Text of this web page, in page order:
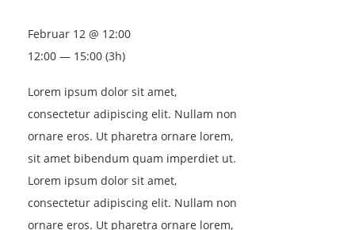
Lorem ipsum dolor sit amet,
consectetur adipiscing elit. Nullam non
ornare eros. Ut pharetra ornare lorem,
sit amet bibendum quam imperdiet ut.
Lorem ipsum dolor sit amet,
consectetur adipiscing elit. Nullam non
ornare eros. Ut pharetra ornare lorem,
Februar 12 @ 12:00
12:00 — 15:00 (3h)